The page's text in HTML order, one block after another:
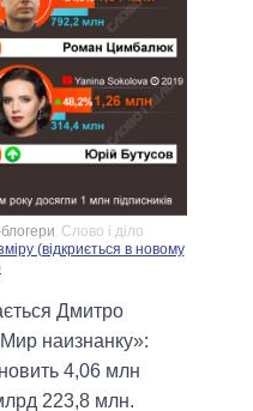
Слово і діло
(відкриється в новому
Дмитро
наизнанку»:
4,06 млн
223,8 млн.